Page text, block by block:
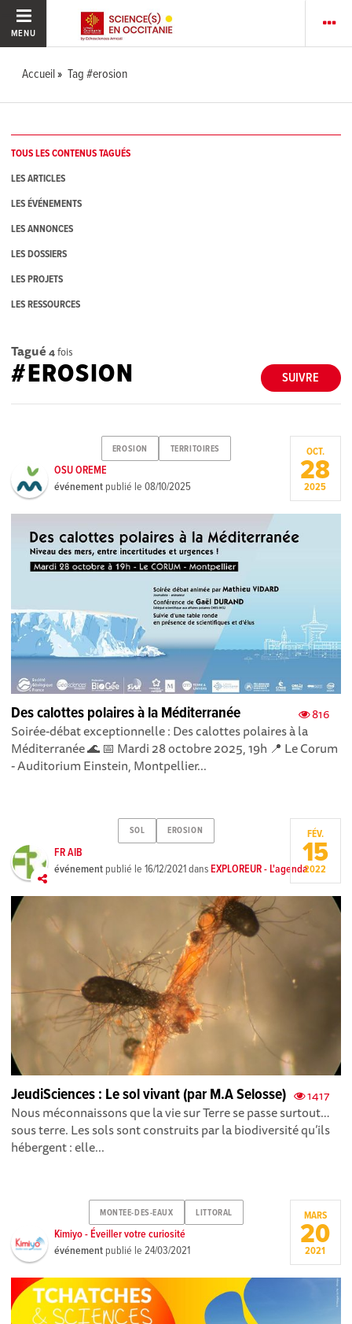
MENU
Accueil Tag #erosion
TOUS LES CONTENUS TAGUÉS
LES ARTICLES
LES ÉVÉNEMENTS
LES ANNONCES
LES DOSSIERS
LES PROJETS
LES RESSOURCES
Tagué 4fois
SUIVRE
#EROSION
EROSION TERRITOIRES
OSU OREME
événement publié le08/10/2025
OCT.
28
2025
816
Des calottes polaires à la Méditerranée
Soirée-débat exceptionnelle : Des calottes polaires à la
Méditerranée 🌊 📅 Mardi 28 octobre 2025, 19h 📍 Le Corum
- Auditorium Einstein, Montpellier...
SOL EROSION
FR AIB
événement publié le16/12/2021dansEXPLOREUR - L'agenda
FÉV.
15
2022
1417
JeudiSciences : Le sol vivant (par M.A Selosse)
Nous méconnaissons que la vie sur Terre se passe surtout…
sous terre. Les sols sont construits par la biodiversité qu’ils
hébergent : elle...
MONTEE-DES-EAUX LITTORAL
Kimiyo - Éveiller votre curiosité
événement publié le24/03/2021
MARS
20
2021